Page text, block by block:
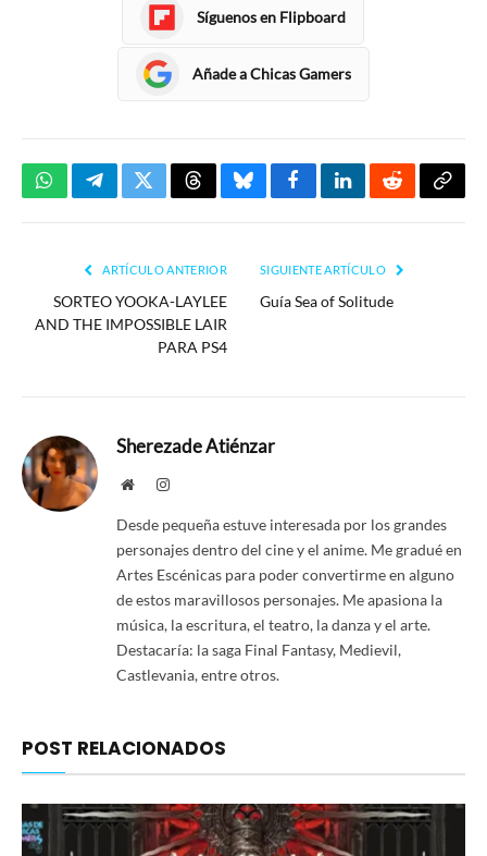
Síguenos en Flipboard
Añade a Chicas Gamers
WhatsAppTelegramTwitterThreadsBlueskyFacebookLinkedInReddit
ARTÍCULO ANTERIOR
SORTEO YOOKA-LAYLEE
AND THE IMPOSSIBLE LAIR
PARA PS4
SIGUIENTE ARTÍCULO
Guía Sea of Solitude
Sherezade Atiénzar
WebsiteInstagram
Desde pequeña estuve interesada por los grandes
personajes dentro del cine y el anime. Me gradué en
Artes Escénicas para poder convertirme en alguno
de estos maravillosos personajes. Me apasiona la
música, la escritura, el teatro, la danza y el arte.
Destacaría: la saga Final Fantasy, Medievil,
Castlevania, entre otros.
POST RELACIONADOS